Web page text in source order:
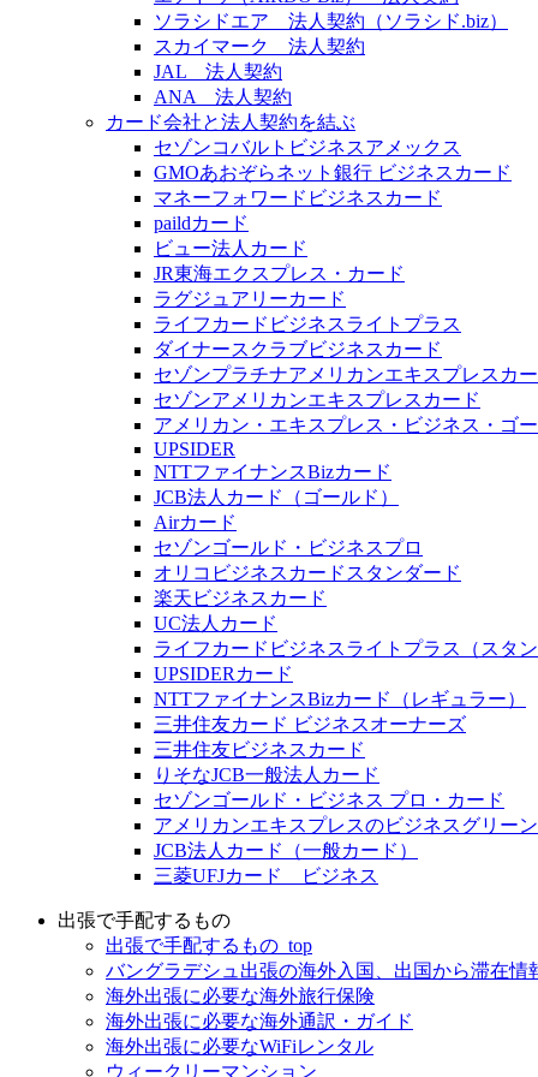
ソラシドエア 法人契約（ソラシド.biz）
スカイマーク 法人契約
JAL 法人契約
ANA 法人契約
カード会社と法人契約を結ぶ
セゾンコバルトビジネスアメックス
GMOあおぞらネット銀行 ビジネスカード
マネーフォワードビジネスカード
paildカード
ビュー法人カード
JR東海エクスプレス・カード
ラグジュアリーカード
ライフカードビジネスライトプラス
ダイナースクラブビジネスカード
セゾンプラチナアメリカンエキスプレスカ
セゾンアメリカンエキスプレスカード
アメリカン・エキスプレス・ビジネス・ゴ
UPSIDER
NTTファイナンスBizカード
JCB法人カード（ゴールド）
Airカード
セゾンゴールド・ビジネスプロ
オリコビジネスカードスタンダード
楽天ビジネスカード
UC法人カード
ライフカードビジネスライトプラス（スタン
UPSIDERカード
NTTファイナンスBizカード（レギュラー）
三井住友カード ビジネスオーナーズ
三井住友ビジネスカード
りそなJCB一般法人カード
セゾンゴールド・ビジネス プロ・カード
アメリカンエキスプレスのビジネスグリー
JCB法人カード（一般カード）
三菱UFJカード ビジネス
出張で手配するもの
出張で手配するもの_top
バングラデシュ出張の海外入国、出国から滞在情
海外出張に必要な海外旅行保険
海外出張に必要な海外通訳・ガイド
海外出張に必要なWiFiレンタル
ウィークリーマンション